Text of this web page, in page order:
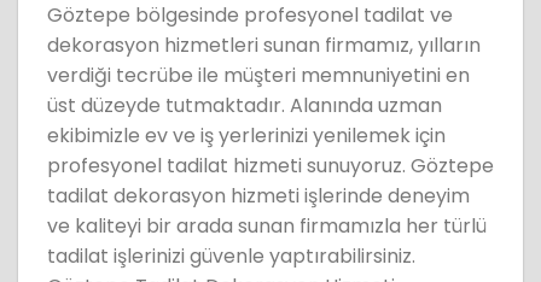
Göztepe bölgesinde profesyonel tadilat ve
dekorasyon hizmetleri sunan firmamız, yılların
verdiği tecrübe ile müşteri memnuniyetini en
üst düzeyde tutmaktadır. Alanında uzman
ekibimizle ev ve iş yerlerinizi yenilemek için
profesyonel tadilat hizmeti sunuyoruz. Göztepe
tadilat dekorasyon hizmeti işlerinde deneyim
ve kaliteyi bir arada sunan firmamızla her türlü
tadilat işlerinizi güvenle yaptırabilirsiniz.